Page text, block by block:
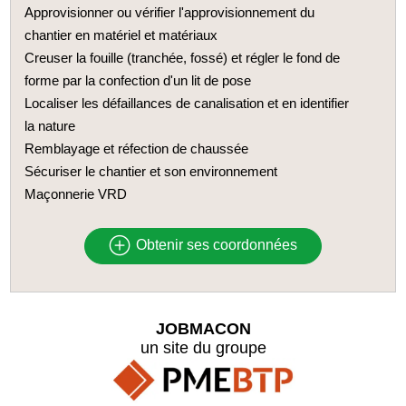
Approvisionner ou vérifier l'approvisionnement du
chantier en matériel et matériaux
Creuser la fouille (tranchée, fossé) et régler le fond de
forme par la confection d'un lit de pose
Localiser les défaillances de canalisation et en identifier
la nature
Remblayage et réfection de chaussée
Sécuriser le chantier et son environnement
Maçonnerie VRD
Obtenir ses coordonnées
JOBMACON
un site du groupe